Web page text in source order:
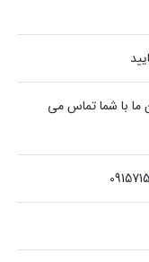
ما با شما تماس می